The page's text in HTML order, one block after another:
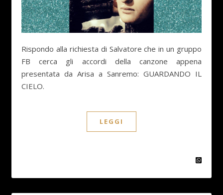
Rispondo alla richiesta di Salvatore che in un gruppo
FB cerca gli accordi della canzone appena
presentata da Arisa a Sanremo: GUARDANDO IL
CIELO.
LEGGI